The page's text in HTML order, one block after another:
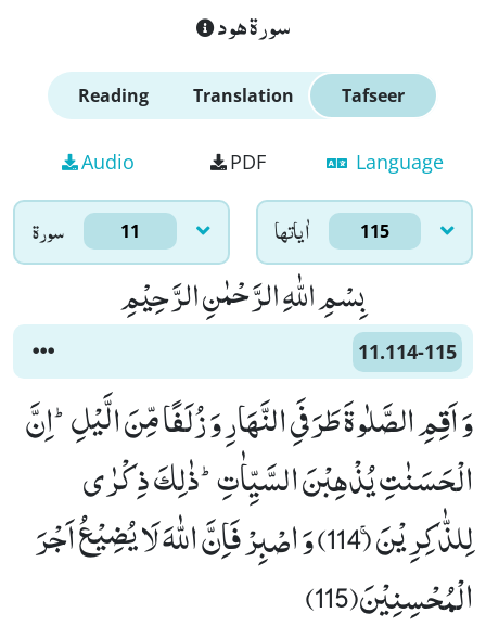
سورة هود
Reading Translation Tafseer
Audio PDF Language
سورۃ 11 اٰياتها 115
بِسْمِ اللّٰهِ الرَّحْمٰنِ الرَّحِیْمِ
11.114-115
وَ اَقِمِ الصَّلٰوةَ طَرَفَیِ النَّهَارِ وَ زُلَفًا مِّنَ الَّیْلِؕ-اِنَّ
الْحَسَنٰتِ یُذْهِبْنَ السَّیِّاٰتِؕ-ذٰلِكَ ذِكْرٰى
لِلذّٰكِرِیْنَۚ (114) وَ اصْبِرْ فَاِنَّ اللّٰهَ لَا یُضِیْعُ اَجْرَ
الْمُحْسِنِیْنَ(115)